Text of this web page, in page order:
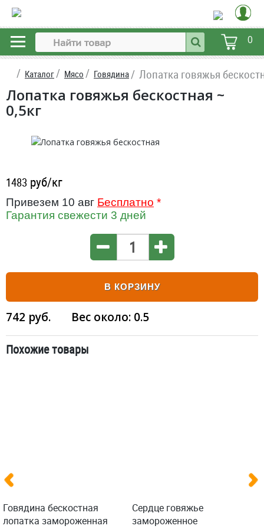
0
Каталог Мясо Говядина Лопатка говяжья
Лопатка говяжья бескостная ~
0,5кг
1483 руб/кг
Привезем 10 авг Бесплатно *
Гарантия свежести 3 дней
В КОРЗИНУ
742 руб. Вес около: 0.5
Похожие товары
Говядина бескостная
лопатка замороженная
Сердце говяжье
замороженное